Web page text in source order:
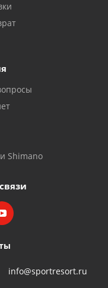
Shimano
info@sportresort.ru